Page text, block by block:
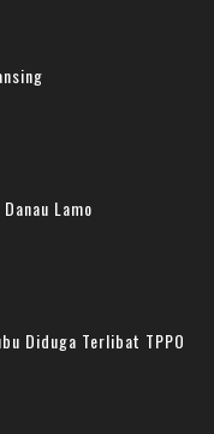
Lamo
Diduga Terlibat TPPO